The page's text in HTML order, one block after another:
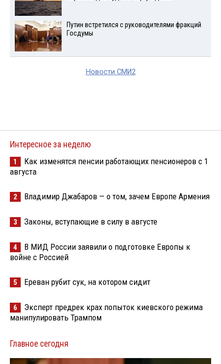
Путин встретился с руководителями фракций
Госдумы
Новости СМИ2
Интересное за неделю
1
Как изменятся пенсии работающих пенсионеров с 1
августа
2 Владимир Джабаров — о том, зачем Европе Армения
3 Законы, вступающие в силу в августе
4
В МИД России заявили о подготовке Европы к
войне с Россией
5 Ереван рубит сук, на котором сидит
6
Эксперт предрек крах попыток киевского режима
манипулировать Трампом
Главное сегодня